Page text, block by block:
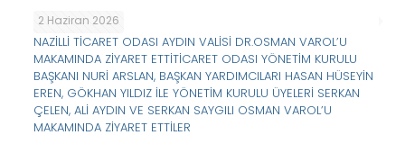
2 Haziran 2026
NAZİLLİ TİCARET ODASI AYDIN VALİSİ DR.OSMAN VAROL’U
MAKAMINDA ZİYARET ETTİTİCARET ODASI YÖNETİM KURULU
BAŞKANI NURİ ARSLAN, BAŞKAN YARDIMCILARI HASAN HÜSEYİN
EREN, GÖKHAN YILDIZ İLE YÖNETİM KURULU ÜYELERİ SERKAN
ÇELEN, ALİ AYDIN VE SERKAN SAYGILI OSMAN VAROL’U
MAKAMINDA ZİYARET ETTİLER